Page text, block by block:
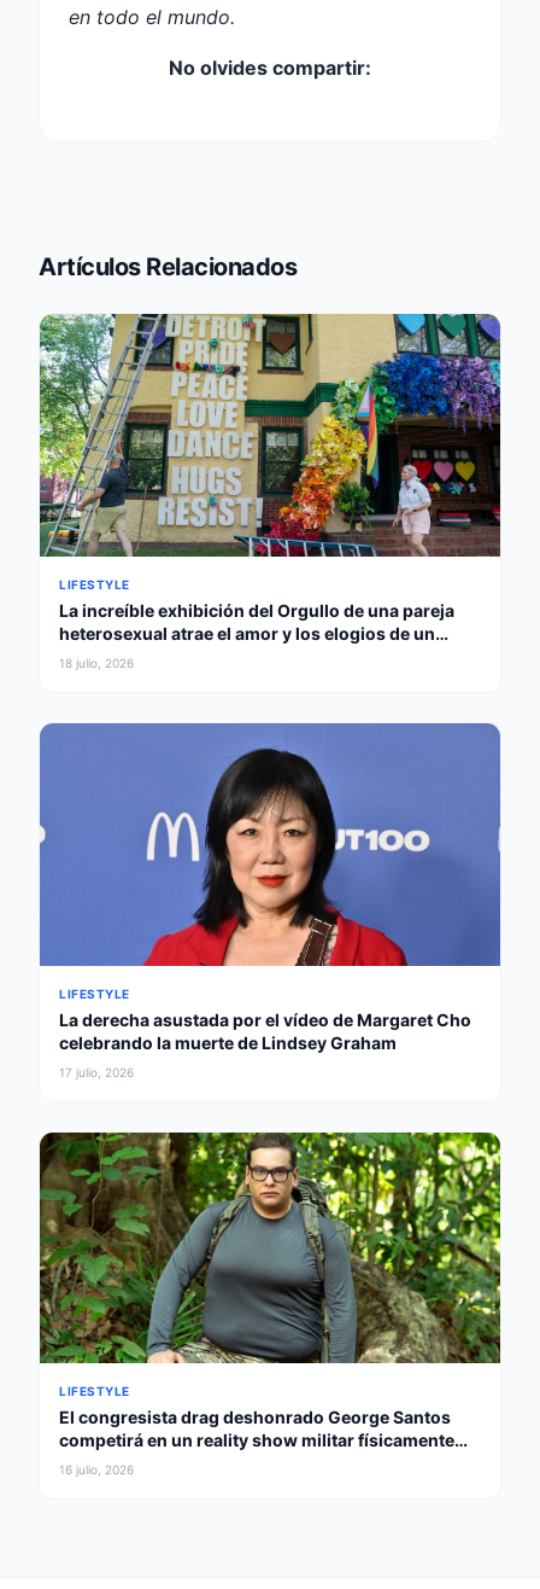
en todo el mundo.
No olvides compartir:
Artículos Relacionados
LIFESTYLE
La increíble exhibición del Orgullo de una pareja
heterosexual atrae el amor y los elogios de un
gobernador
18 julio, 2026
LIFESTYLE
La derecha asustada por el vídeo de Margaret Cho
celebrando la muerte de Lindsey Graham
17 julio, 2026
LIFESTYLE
El congresista drag deshonrado George Santos
competirá en un reality show militar físicamente
intenso
16 julio, 2026